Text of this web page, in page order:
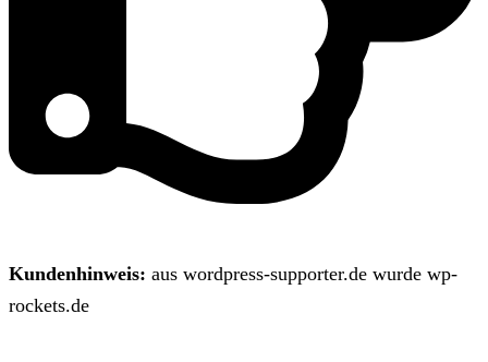
Kundenhinweis: aus wordpress-supporter.de wurde wp-
rockets.de